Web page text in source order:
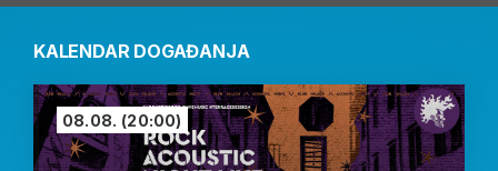
KALENDAR DOGAĐANJA
08.08. (20:00)